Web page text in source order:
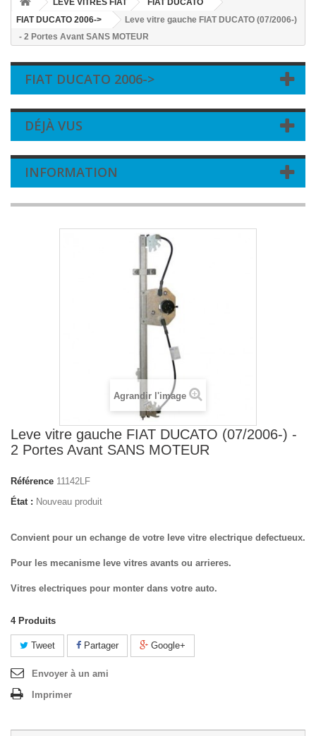
LEVE VITRES FIAT
FIAT DUCATO
FIAT DUCATO 2006->
Leve vitre gauche FIAT DUCATO (07/2006-)
- 2 Portes Avant SANS MOTEUR
FIAT DUCATO 2006->
DÉJÀ VUS
INFORMATION
Agrandir l'image
Leve vitre gauche FIAT DUCATO (07/2006-) -
2 Portes Avant SANS MOTEUR
Référence 11142LF
État : Nouveau produit
Convient pour un echange de votre leve vitre electrique defectueux.
Pour les mecanisme leve vitres avants ou arrieres.
Vitres electriques pour monter dans votre auto.
4 Produits
Tweet Partager Google+
Envoyer à un ami
Imprimer